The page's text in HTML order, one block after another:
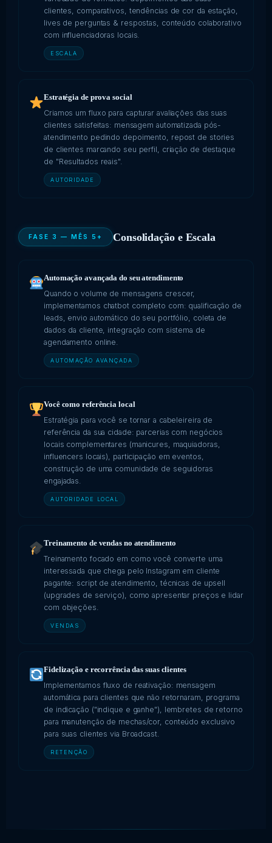
clientes, comparativos, tendências de cor da estação,
lives de perguntas & respostas, conteúdo colaborativo
com influenciadoras locais.
ESCALA
Estratégia de prova social
Criamos um fluxo para capturar avaliações das suas
clientes satisfeitas: mensagem automatizada pós-
atendimento pedindo depoimento, repost de stories
de clientes marcando seu perfil, criação de destaque
de "Resultados reais".
AUTORIDADE
FASE 3 — MÊS 5+ Consolidação e Escala
Automação avançada do seu atendimento
Quando o volume de mensagens crescer,
implementamos chatbot completo com: qualificação de
leads, envio automático do seu portfólio, coleta de
dados da cliente, integração com sistema de
agendamento online.
AUTOMAÇÃO AVANÇADA
Você como referência local
Estratégia para você se tornar a cabeleireira de
referência da sua cidade: parcerias com negócios
locais complementares (manicures, maquiadoras,
influencers locais), participação em eventos,
construção de uma comunidade de seguidoras
engajadas.
AUTORIDADE LOCAL
Treinamento de vendas no atendimento
Treinamento focado em como você converte uma
interessada que chega pelo Instagram em cliente
pagante: script de atendimento, técnicas de upsell
(upgrades de serviço), como apresentar preços e lidar
com objeções.
VENDAS
Fidelização e recorrência das suas clientes
Implementamos fluxo de reativação: mensagem
automática para clientes que não retornaram, programa
de indicação ("indique e ganhe"), lembretes de retorno
para manutenção de mechas/cor, conteúdo exclusivo
para suas clientes via Broadcast.
RETENÇÃO